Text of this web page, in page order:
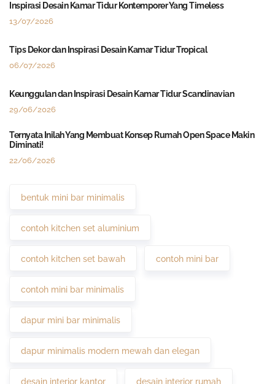
Inspirasi Desain Kamar Tidur Kontemporer Yang Timeless
13/07/2026
Tips Dekor dan Inspirasi Desain Kamar Tidur Tropical
06/07/2026
Keunggulan dan Inspirasi Desain Kamar Tidur Scandinavian
29/06/2026
Ternyata Inilah Yang Membuat Konsep Rumah Open Space Makin
Diminati!
22/06/2026
bentuk mini bar minimalis
contoh kitchen set aluminium
contoh kitchen set bawah contoh mini bar
contoh mini bar minimalis
dapur mini bar minimalis
dapur minimalis modern mewah dan elegan
desain interior kantor desain interior rumah